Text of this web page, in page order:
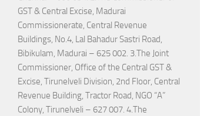
GST & Central Excise, Madurai
Commissionerate, Central Revenue
Buildings, No.4, Lal Bahadur Sastri Road,
Bibikulam, Madurai – 625 002. 3.The Joint
Commissioner, Office of the Central GST &
Excise, Tirunelveli Division, 2nd Floor, Central
Revenue Building, Tractor Road, NGO “A”
Colony, Tirunelveli – 627 007. 4.The